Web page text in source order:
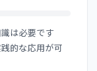
は必要です
的な応用が可